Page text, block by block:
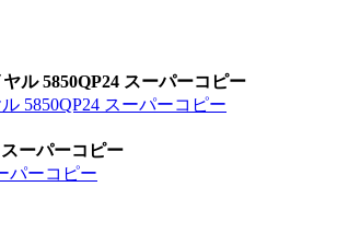
ル 5850QP24 スーパーコピー
5850QP24 スーパーコピー
ーパーコピー
パーコピー